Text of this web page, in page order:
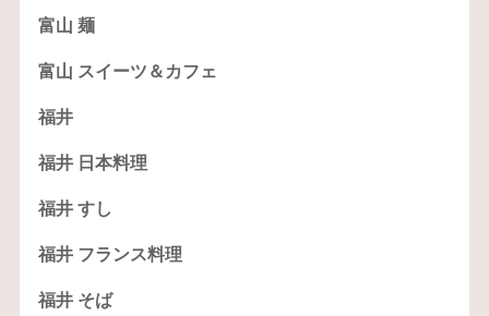
富山 麺
富山 スイーツ＆カフェ
福井
福井 日本料理
福井 すし
福井 フランス料理
福井 そば